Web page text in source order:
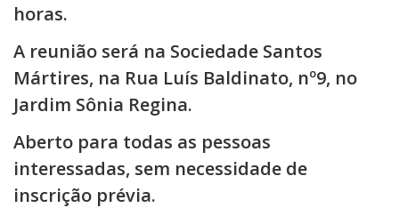
horas.
A reunião será na Sociedade Santos
Mártires, na Rua Luís Baldinato, nº9, no
Jardim Sônia Regina.
Aberto para todas as pessoas
interessadas, sem necessidade de
inscrição prévia.